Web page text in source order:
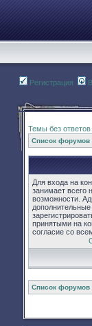
Регистрация
Темы без ответов
Список форумов
Для входа на
занимает всего
возможности.
принятыми на
согласие со
Список форумов